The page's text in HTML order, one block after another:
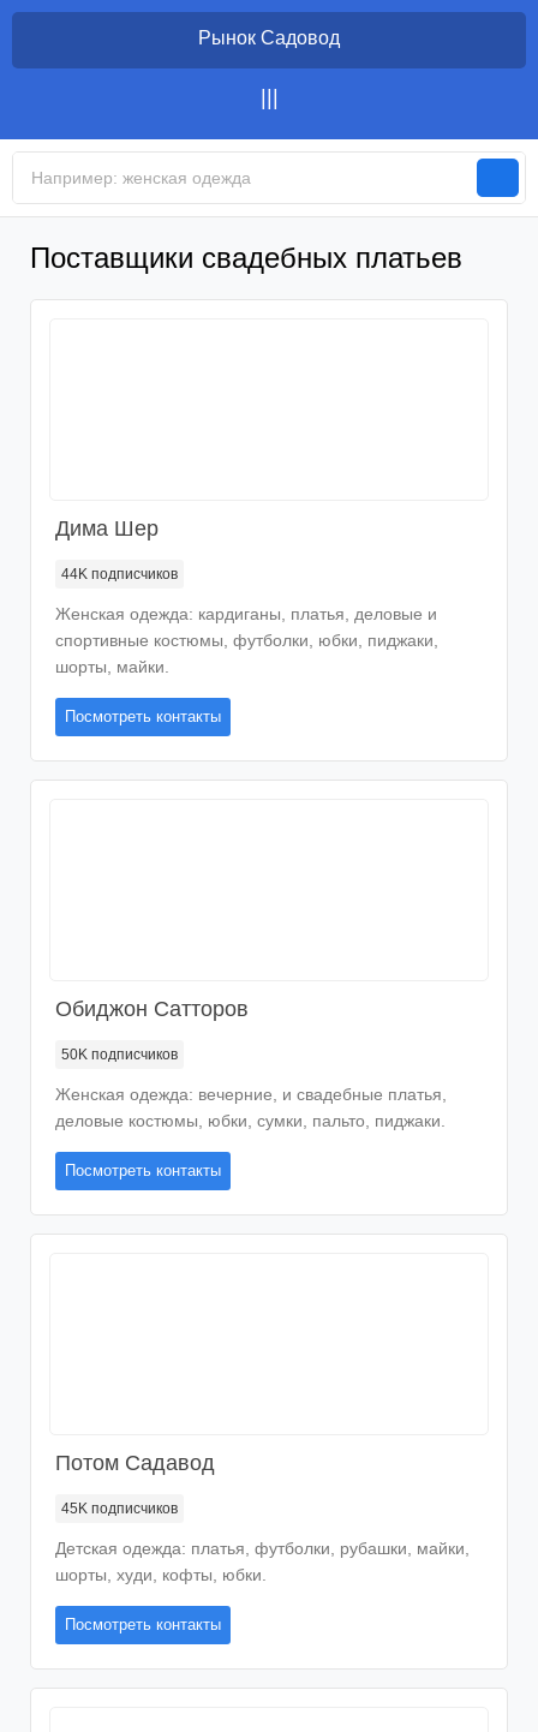
Рынок Садовод
Поставщики свадебных платьев
Дима Шер
44K подписчиков
Женская одежда: кардиганы, платья, деловые и
спортивные костюмы, футболки, юбки, пиджаки,
шорты, майки.
Посмотреть контакты
Обиджон Сатторов
50K подписчиков
Женская одежда: вечерние, и свадебные платья,
деловые костюмы, юбки, сумки, пальто, пиджаки.
Посмотреть контакты
Потом Садавод
45K подписчиков
Детская одежда: платья, футболки, рубашки, майки,
шорты, худи, кофты, юбки.
Посмотреть контакты